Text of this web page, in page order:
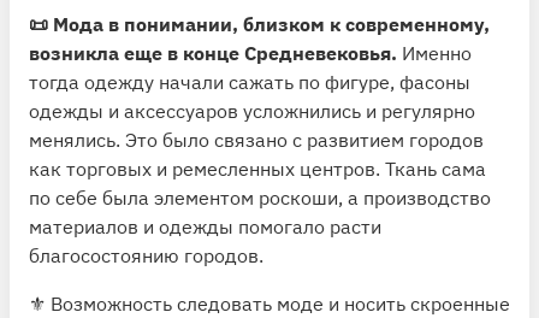
📜 Мода в понимании, близком к современному,
возникла еще в конце Средневековья. Именно
тогда одежду начали сажать по фигуре, фасоны
одежды и аксессуаров усложнились и регулярно
менялись. Это было связано с развитием городов
как торговых и ремесленных центров. Ткань сама
по себе была элементом роскоши, а производство
материалов и одежды помогало расти
благосостоянию городов.
⚜️ Возможность следовать моде и носить скроенные